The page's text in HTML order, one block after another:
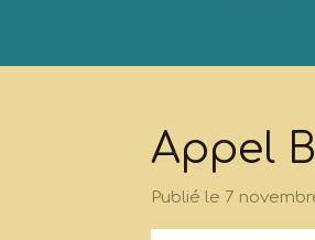
Appel
Publié le 7